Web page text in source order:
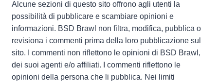
Alcune sezioni di questo sito offrono agli utenti la
possibilità di pubblicare e scambiare opinioni e
informazioni. BSD Brawl non filtra, modifica, pubblica o
revisiona i commenti prima della loro pubblicazione sul
sito. I commenti non riflettono le opinioni di BSD Brawl,
dei suoi agenti e/o affiliati. I commenti riflettono le
opinioni della persona che li pubblica. Nei limiti